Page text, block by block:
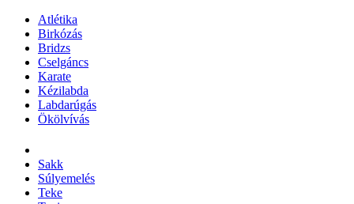
Atlétika
Birkózás
Bridzs
Cselgáncs
Karate
Kézilabda
Labdarúgás
Ökölvívás
Sakk
Súlyemelés
Teke